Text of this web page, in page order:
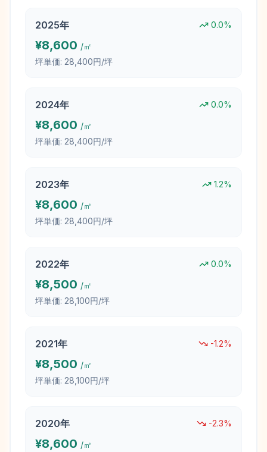
2025年 0.0%
¥8,600 /㎡
坪単価: 28,400円/坪
2024年 0.0%
¥8,600 /㎡
坪単価: 28,400円/坪
2023年 1.2%
¥8,600 /㎡
坪単価: 28,400円/坪
2022年 0.0%
¥8,500 /㎡
坪単価: 28,100円/坪
2021年 -1.2%
¥8,500 /㎡
坪単価: 28,100円/坪
2020年 -2.3%
¥8,600 /㎡